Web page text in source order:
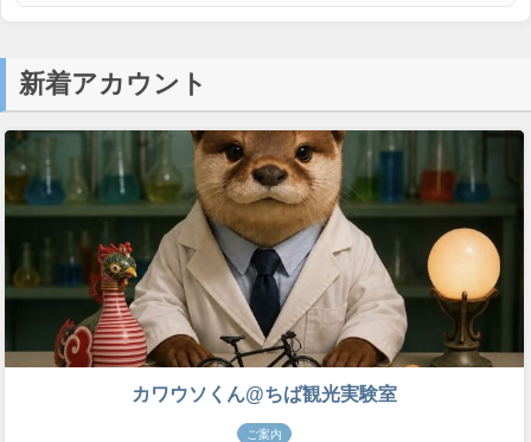
新着アカウント
カワウソくん@ちば観光実験室
ご案内